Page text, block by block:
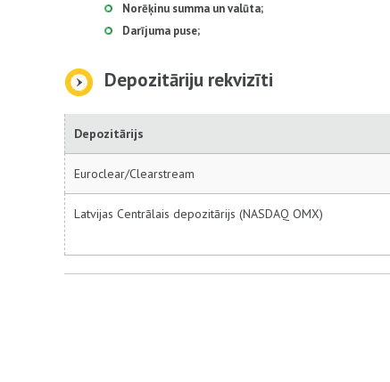
Norēķinu summa un valūta;
Darījuma puse;
Depozitāriju rekvizīti
Depozitārijs
Euroclear/Clearstream
Latvijas Centrālais depozitārijs (NASDAQ OMX)